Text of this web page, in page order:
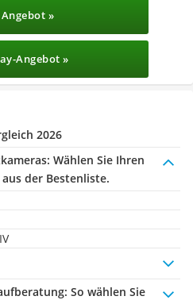
»
Angebot »
2026
Wählen Sie Ihren
der Bestenliste.
: So wählen Sie